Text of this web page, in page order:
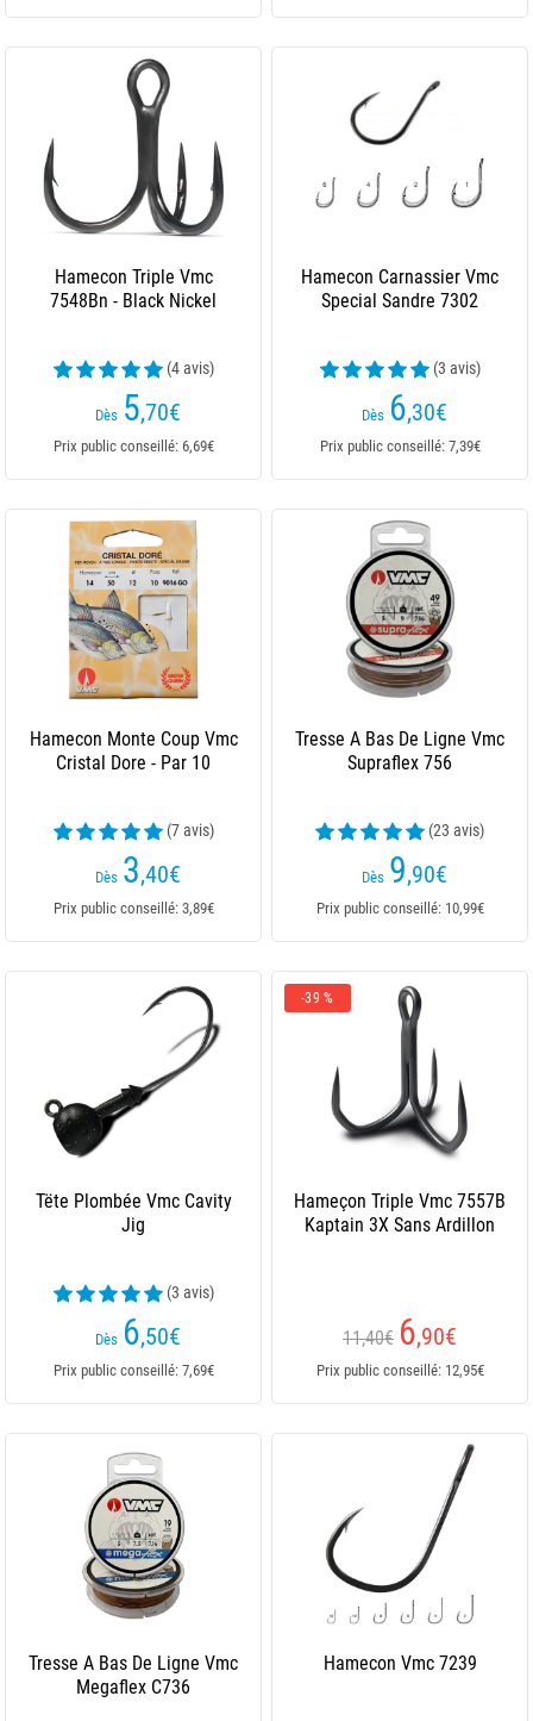
Hamecon Triple Vmc
7548Bn - Black Nickel
(4 avis)
Dès 5,70€
Prix public conseillé: 6,69€
Hamecon Carnassier Vmc
Special Sandre 7302
(3 avis)
Dès 6,30€
Prix public conseillé: 7,39€
Hamecon Monte Coup Vmc
Cristal Dore - Par 10
(7 avis)
Dès 3,40€
Prix public conseillé: 3,89€
Tresse A Bas De Ligne Vmc
Supraflex 756
(23 avis)
Dès 9,90€
Prix public conseillé: 10,99€
Tëte Plombée Vmc Cavity
Jig
(3 avis)
Dès 6,50€
Prix public conseillé: 7,69€
-39 %
Hameçon Triple Vmc 7557B
Kaptain 3X Sans Ardillon
11,40€ 6,90€
Prix public conseillé: 12,95€
Tresse A Bas De Ligne Vmc
Megaflex C736
Hamecon Vmc 7239